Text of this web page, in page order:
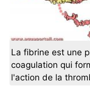
La fibrine est une
coagulation qui
l'action de la